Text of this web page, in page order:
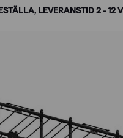
LEVERANSTID 2 - 12